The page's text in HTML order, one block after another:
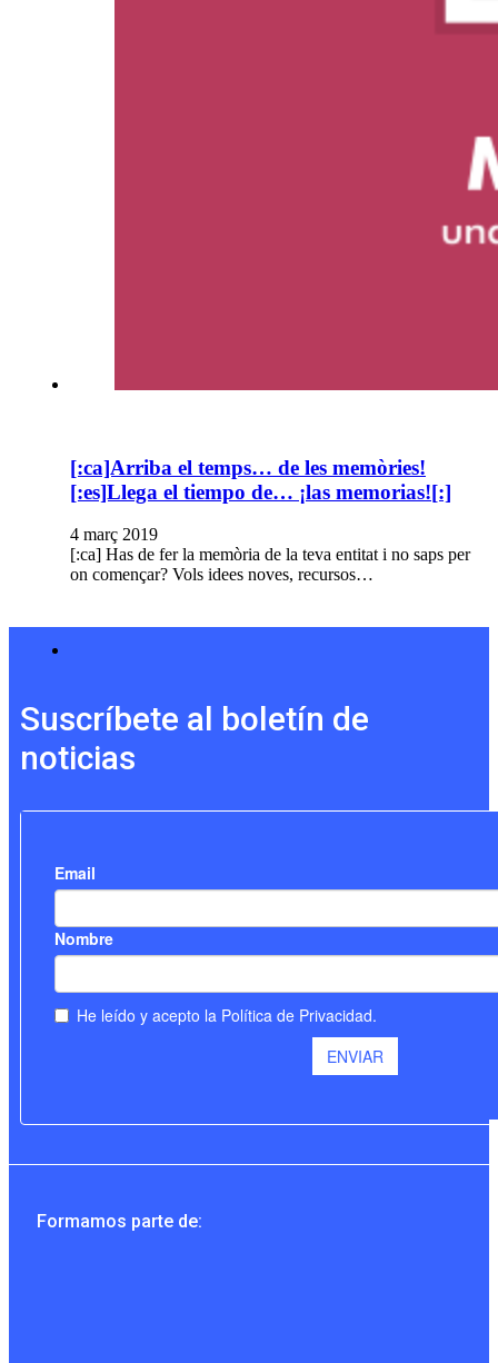
[:ca]Arriba el temps… de les memòries!
[:es]Llega el tiempo de… ¡las memorias![:]
4 març 2019
[:ca] Has de fer la memòria de la teva entitat i no saps per
on començar? Vols idees noves, recursos…
Suscríbete al boletín de
noticias
Formamos parte de: